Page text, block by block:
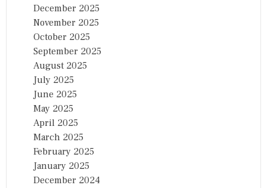
December 2025
November 2025
October 2025
September 2025
August 2025
July 2025
June 2025
May 2025
April 2025
March 2025
February 2025
January 2025
December 2024